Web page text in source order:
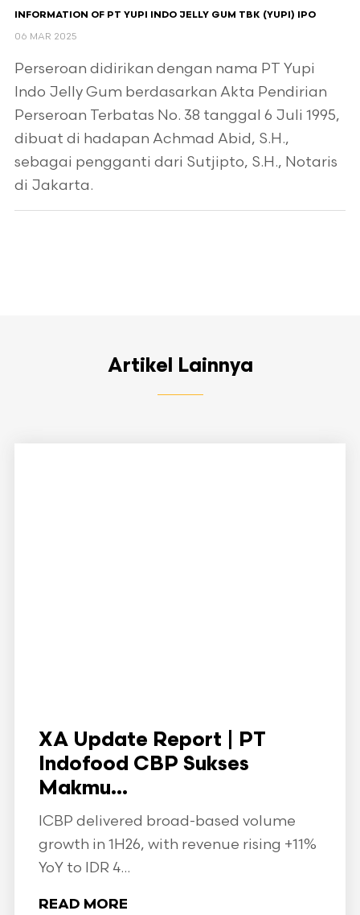
INFORMATION OF PT YUPI INDO JELLY GUM TBK (YUPI) IPO
06 MAR 2025
Perseroan didirikan dengan nama PT Yupi
Indo Jelly Gum berdasarkan Akta Pendirian
Perseroan Terbatas No. 38 tanggal 6 Juli 1995,
dibuat di hadapan Achmad Abid, S.H.,
sebagai pengganti dari Sutjipto, S.H., Notaris
di Jakarta.
Artikel Lainnya
XA Update Report | PT
Indofood CBP Sukses
Makmu...
ICBP delivered broad-based volume
growth in 1H26, with revenue rising +11%
YoY to IDR 4...
READ MORE